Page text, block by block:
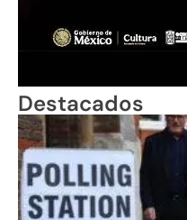
Destacados